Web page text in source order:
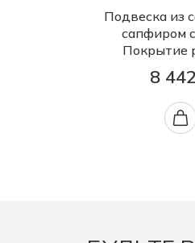
Подвеска из
сапфиром
Покрытие
8